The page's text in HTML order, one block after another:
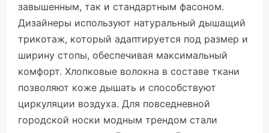
завышенным, так и стандартным фасоном.
Дизайнеры используют натуральный дышащий
трикотаж, который адаптируется под размер и
ширину стопы, обеспечивая максимальный
комфорт. Хлопковые волокна в составе ткани
позволяют коже дышать и способствуют
циркуляции воздуха. Для повседневной
городской носки модным трендом стали